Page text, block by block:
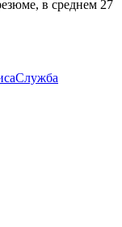
в среднем 27
Служба